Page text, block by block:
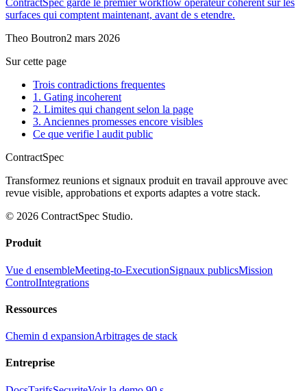
ContractSpec garde le premier workflow operateur coherent sur les
surfaces qui comptent maintenant, avant de s etendre.
Theo Boutron2 mars 2026
Sur cette page
Trois contradictions frequentes
1. Gating incoherent
2. Limites qui changent selon la page
3. Anciennes promesses encore visibles
Ce que verifie l audit public
ContractSpec
Transformez reunions et signaux produit en travail approuve avec
revue visible, approbations et exports adaptes a votre stack.
© 2026 ContractSpec Studio.
Produit
Vue d ensembleMeeting-to-ExecutionSignaux publicsMission
ControlIntegrations
Ressources
Chemin d expansionArbitrages de stack
Entreprise